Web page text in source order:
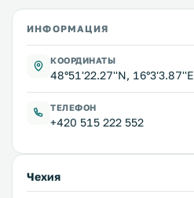
ИНФОРМАЦИЯ
КООРДИНАТЫ
48°51'22.27''N, 16°3'3.87''E
ТЕЛЕФОН
+420 515 222 552
Чехия